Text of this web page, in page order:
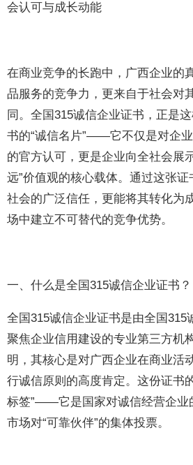
会认可与成长动能
在商业竞争的长跑中，广西企业的
品服务的竞争力，更来自于社会对
同。全国315诚信企业证书，正是
书的“诚信名片”——它不仅是对企
的官方认可，更是企业向全社会展
远”价值观的核心载体。通过这张
社会的广泛信任，更能将其转化为
场中建立不可替代的竞争优势。
一、什么是全国315诚信企业证书？
全国315诚信企业证书是由全国315
聚焦企业信用建设的专业第三方机
明，其核心是对广西企业在商业活
行诚信原则的高度肯定。这份证书
标签”——它是国家对诚信经营企业
市场对“可靠伙伴”的集体投票。